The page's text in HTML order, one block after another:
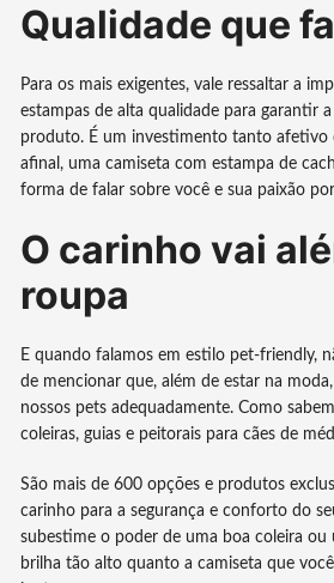
Qualidade que
Para os mais exigentes, vale ressaltar a
estampas de alta qualidade para garantir
produto. É um investimento tanto afetivo
afinal, uma camiseta com estampa de
forma de falar sobre você e sua paixão
O carinho vai
roupa
E quando falamos em estilo pet-friendly,
de mencionar que, além de estar na
nossos pets adequadamente. Como
coleiras, guias e peitorais para cães de
São mais de 600 opções e produtos
carinho para a segurança e conforto do
subestime o poder de uma boa coleira ou
brilha tão alto quanto a camiseta que